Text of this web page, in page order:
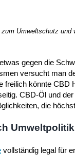
Umweltschutz
gegen die
versucht man
freilich könnte
CBD-Öl und
die
vollständig legal für